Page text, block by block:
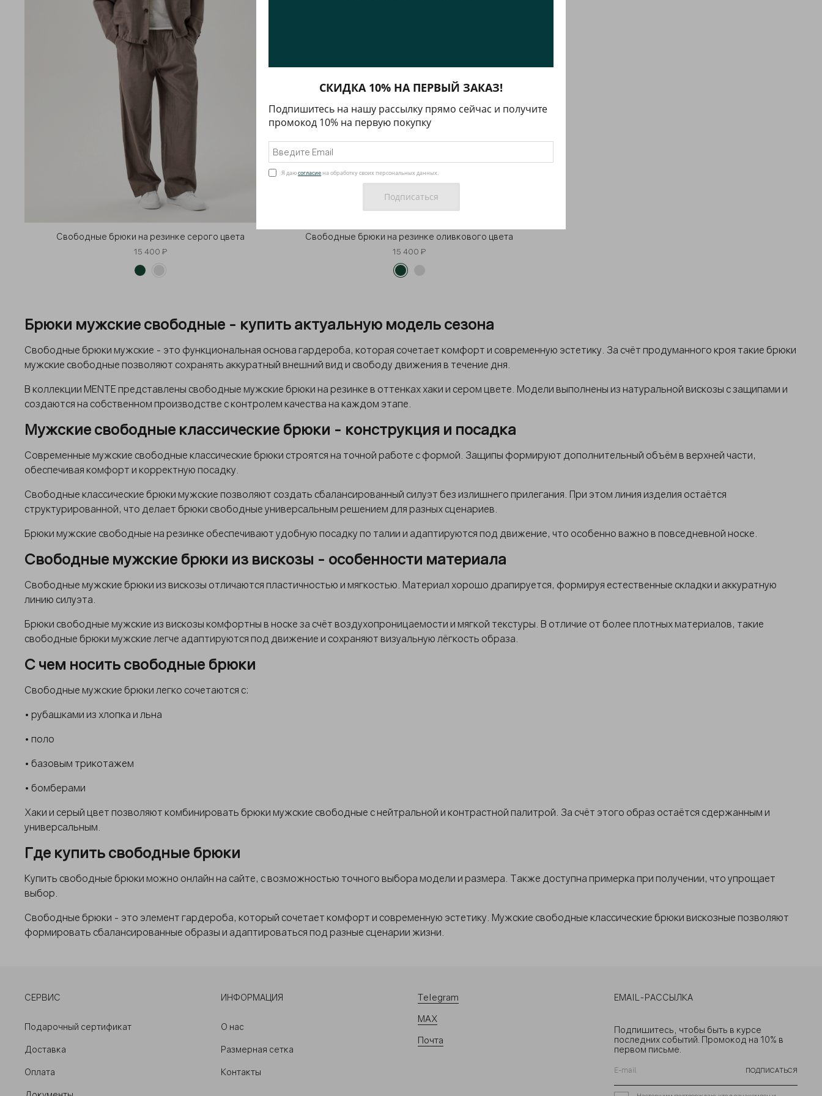
Свободные брюки на резинке серого цвета
15 400 ₽
Свободные брюки на резинке оливкового цвета
15 400 ₽
Брюки мужские свободные - купить актуальную модель сезона
Свободные брюки мужские - это функциональная основа гардероба, которая сочетает комфорт и современную эстетику. За счёт продуманного кроя такие брюки
мужские свободные позволяют сохранять аккуратный внешний вид и свободу движения в течение дня.
В коллекции MENTE представлены свободные мужские брюки на резинке в оттенках хаки и сером цвете. Модели выполнены из натуральной вискозы с защипами и
создаются на собственном производстве с контролем качества на каждом этапе.
Мужские свободные классические брюки - конструкция и посадка
Современные мужские свободные классические брюки строятся на точной работе с формой. Защипы формируют дополнительный объём в верхней части,
обеспечивая комфорт и корректную посадку.
Свободные классические брюки мужские позволяют создать сбалансированный силуэт без излишнего прилегания. При этом линия изделия остаётся
структурированной, что делает брюки свободные универсальным решением для разных сценариев.
Брюки мужские свободные на резинке обеспечивают удобную посадку по талии и адаптируются под движение, что особенно важно в повседневной носке.
Свободные мужские брюки из вискозы - особенности материала
Свободные мужские брюки из вискозы отличаются пластичностью и мягкостью. Материал хорошо драпируется, формируя естественные складки и аккуратную
линию силуэта.
Брюки свободные мужские из вискозы комфортны в носке за счёт воздухопроницаемости и мягкой текстуры. В отличие от более плотных материалов, такие
свободные брюки мужские легче адаптируются под движение и сохраняют визуальную лёгкость образа.
С чем носить свободные брюки
Свободные мужские брюки легко сочетаются с:
• рубашками из хлопка и льна
• поло
• базовым трикотажем
• бомберами
Хаки и серый цвет позволяют комбинировать брюки мужские свободные с нейтральной и контрастной палитрой. За счёт этого образ остаётся сдержанным и
универсальным.
Где купить свободные брюки
Купить свободные брюки можно онлайн на сайте, с возможностью точного выбора модели и размера. Также доступна примерка при получении, что упрощает
выбор.
Свободные брюки - это элемент гардероба, который сочетает комфорт и современную эстетику. Мужские свободные классические брюки вискозные позволяют
формировать сбалансированные образы и адаптироваться под разные сценарии жизни.
СЕРВИС
Подарочный сертификат
Доставка
Оплата
ИНФОРМАЦИЯ
О нас
Размерная сетка
Контакты
Telegram
MAX
Почта
EMAIL-РАССЫЛКА
Подпишитесь, чтобы быть в курсе
последних событий. Промокод на 10% в
первом письме.
ПОДПИСАТЬСЯ
СКИДКА 10% НА ПЕРВЫЙ ЗАКАЗ!
Подпишитесь на нашу рассылку прямо сейчас и получите
промокод 10% на первую покупку
Я даюсогласие на обработку своих персональных данных.